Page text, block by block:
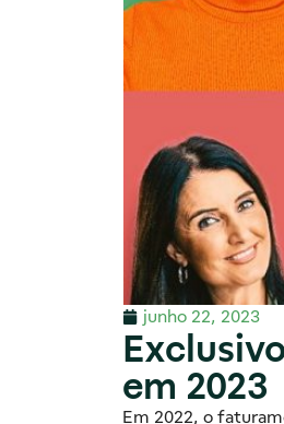
junho 22, 2023
em 2023
Em 2022, o